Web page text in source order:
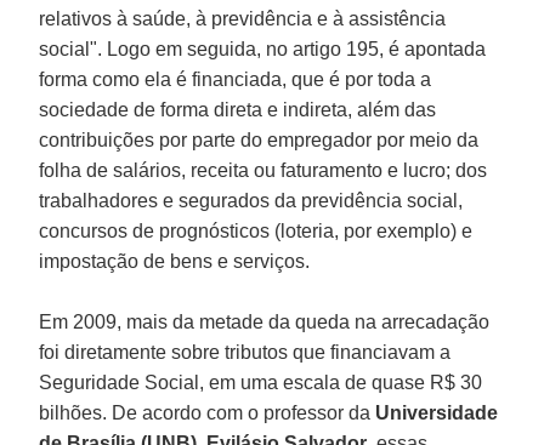
relativos à saúde, à previdência e à assistência
social". Logo em seguida, no artigo 195, é apontada
forma como ela é financiada, que é por toda a
sociedade de forma direta e indireta, além das
contribuições por parte do empregador por meio da
folha de salários, receita ou faturamento e lucro; dos
trabalhadores e segurados da previdência social,
concursos de prognósticos (loteria, por exemplo) e
impostação de bens e serviços.
Em 2009, mais da metade da queda na arrecadação
foi diretamente sobre tributos que financiavam a
Seguridade Social, em uma escala de quase R$ 30
bilhões. De acordo com o professor da Universidade